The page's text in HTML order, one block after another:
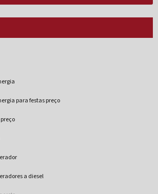
para festas preço
a diesel